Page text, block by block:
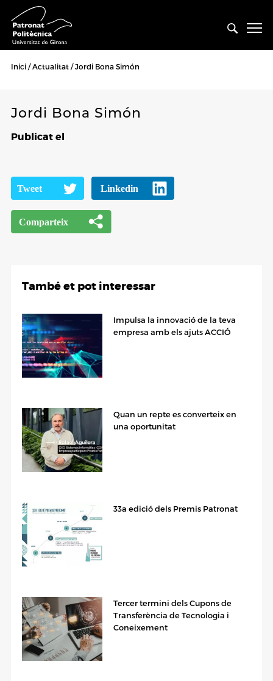
Inici Actualitat Jordi Bona Simón
Jordi Bona Simón
Publicat el
També et pot interessar
Impulsa la innovació de la teva
empresa amb els ajuts ACCIÓ
Quan un repte es converteix en
una oportunitat
33a edició dels Premis Patronat
Tercer termini dels Cupons de
Transferència de Tecnologia i
Coneixement